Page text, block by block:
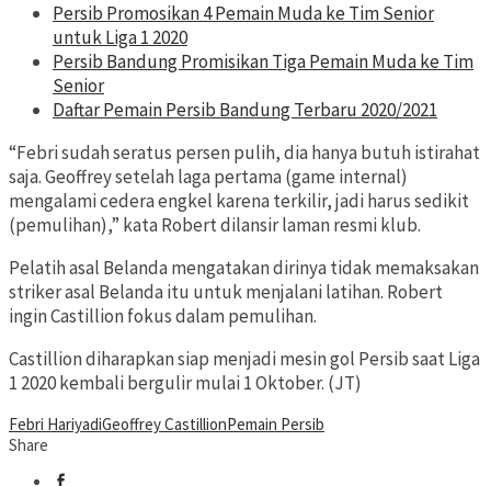
Persib Promosikan 4 Pemain Muda ke Tim Senior
untuk Liga 1 2020
Persib Bandung Promisikan Tiga Pemain Muda ke Tim
Senior
Daftar Pemain Persib Bandung Terbaru 2020/2021
“Febri sudah seratus persen pulih, dia hanya butuh istirahat
saja. Geoffrey setelah laga pertama (game internal)
mengalami cedera engkel karena terkilir, jadi harus sedikit
(pemulihan),” kata Robert dilansir laman resmi klub.
Pelatih asal Belanda mengatakan dirinya tidak memaksakan
striker asal Belanda itu untuk menjalani latihan. Robert
ingin Castillion fokus dalam pemulihan.
Castillion diharapkan siap menjadi mesin gol Persib saat Liga
1 2020 kembali bergulir mulai 1 Oktober. (JT)
Febri HariyadiGeoffrey CastillionPemain Persib
Share